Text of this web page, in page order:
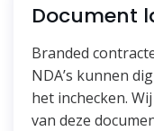
Document
Branded
NDA’s kunnen
het inchecken.
van deze